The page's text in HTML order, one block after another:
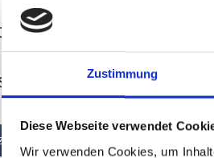
Zustimmung
Diese Webseite verwendet
Wir verwenden Cookies, um
und unverbindlich
in München berechnen!
Wert ermitteln